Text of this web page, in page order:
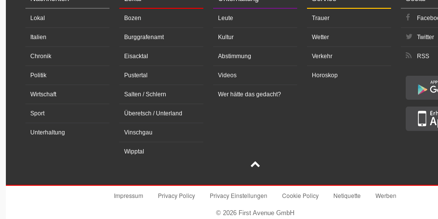
Lokal
Italien
Chronik
Politik
Wirtschaft
Sport
Unterhaltung
Bozen
Burggrafenamt
Eisacktal
Pustertal
Salten / Schlern
Überetsch / Unterland
Vinschgau
Wipptal
Leute
Kultur
Abstimmung
Videos
Wer hätte das gedacht?
Trauer
Wetter
Verkehr
Horoskop
Twitter
RSS
Impressum Privacy Policy Privacy Einstellungen Cookie Policy Netiquette Werben
© 2026 First Avenue GmbH